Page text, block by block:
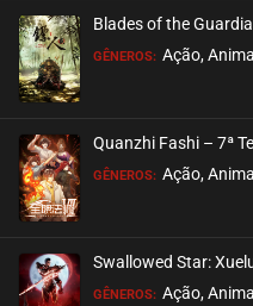
Blades of the
GÊNEROS: Ação,
Quanzhi Fashi – 7ª
GÊNEROS: Ação,
Swallowed Star:
GÊNEROS: Ação,